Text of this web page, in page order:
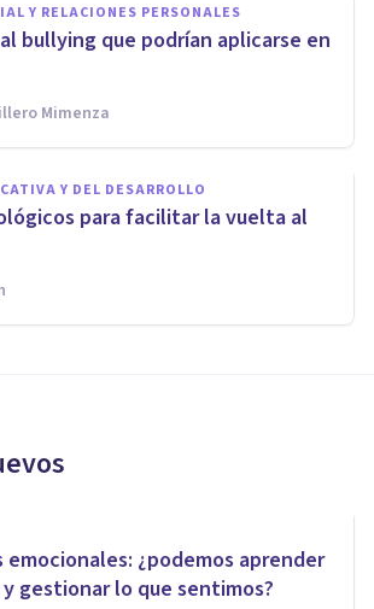
Y RELACIONES PERSONALES
bullying que podrían aplicarse en
Mimenza
Y DEL DESARROLLO
para facilitar la vuelta al
emocionales: ¿podemos aprender
gestionar lo que sentimos?